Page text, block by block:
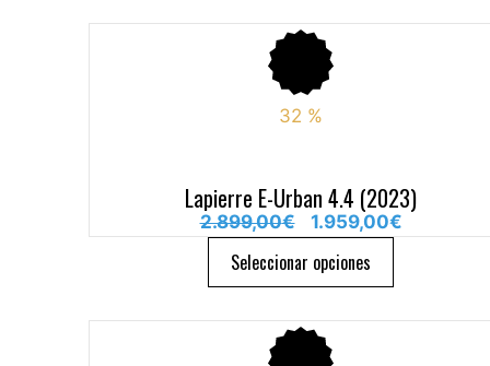
32 %
Lapierre E-Urban 4.4 (2023)
2.899,00€ 1.959,00€
Seleccionar opciones